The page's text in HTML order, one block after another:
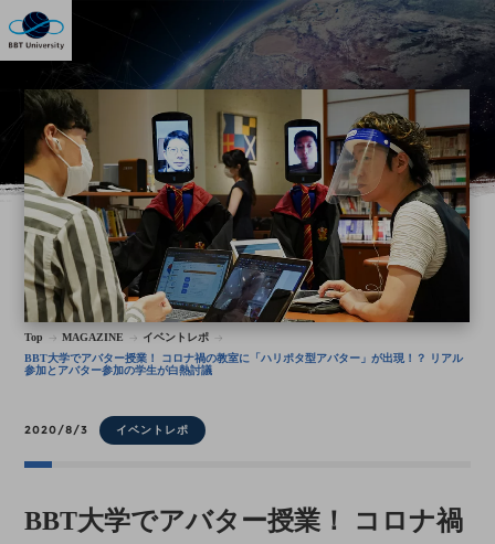
Top MAGAZINE
イベントレポ
BBT大学でアバター授業！ コロナ禍の教室に「ハリポタ型アバター」が出現！？ リアル
参加とアバター参加の学生が白熱討議
2020/8/3 イベントレポ
BBT大学でアバター授業！ コロナ禍